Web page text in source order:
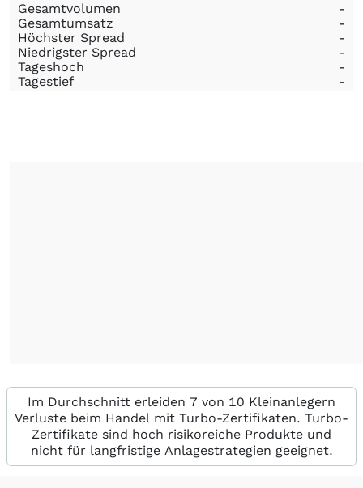
Gesamtvolumen
-
Gesamtumsatz
-
Höchster Spread
-
Niedrigster Spread
-
Tageshoch
-
Tagestief
-
Im Durchschnitt erleiden 7 von 10 Kleinanlegern
Verluste beim Handel mit Turbo-Zertifikaten. Turbo-
Zertifikate sind hoch risikoreiche Produkte und
nicht für langfristige Anlagestrategien geeignet.